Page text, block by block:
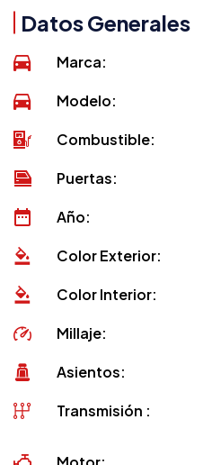
Datos Generales
Marca:
Modelo:
Combustible:
Puertas:
Año:
Color Exterior:
Color Interior:
Millaje:
Asientos:
Transmisión :